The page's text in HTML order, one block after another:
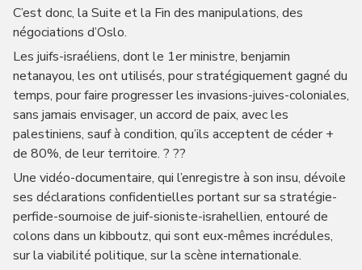
C’est donc, la Suite et la Fin des manipulations, des
négociations d’Oslo.
Les juifs-israéliens, dont le 1er ministre, benjamin
netanayou, les ont utilisés, pour stratégiquement gagné du
temps, pour faire progresser les invasions-juives-coloniales,
sans jamais envisager, un accord de paix, avec les
palestiniens, sauf à condition, qu’ils acceptent de céder +
de 80%, de leur territoire. ? ??
Une vidéo-documentaire, qui l’enregistre à son insu, dévoile
ses déclarations confidentielles portant sur sa stratégie-
perfide-sournoise de juif-sioniste-israhellien, entouré de
colons dans un kibboutz, qui sont eux-mêmes incrédules,
sur la viabilité politique, sur la scène internationale.